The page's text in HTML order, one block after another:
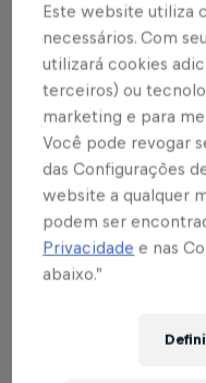
Red
visita o
Caieiras
Sub-15 e
Confronto desta
válido pela 2ª
estadual
Escrito por Bruno Sousa
Este website utiliza
necessários. Com
utilizará cookies
terceiros) ou
marketing e para
Você pode revogar
das Configurações
website a qualquer
podem ser
Privacidade e nas
abaixo.”